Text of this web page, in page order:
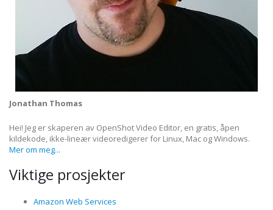
Jonathan Thomas
Hei! Jeg er skaperen av OpenShot Video Editor, en gratis, åpen
kildekode, ikke-lineær videoredigerer for Linux, Mac og Windows.
Mer om meg...
Viktige prosjekter
Amazon Web Services